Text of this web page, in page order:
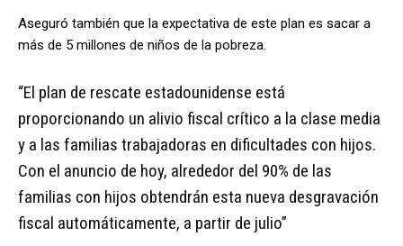
Aseguró también que la expectativa de este plan es sacar a
más de 5 millones de niños de la pobreza.
“El plan de rescate estadounidense está
proporcionando un alivio fiscal crítico a la clase media
y a las familias trabajadoras en dificultades con hijos.
Con el anuncio de hoy, alrededor del 90% de las
familias con hijos obtendrán esta nueva desgravación
fiscal automáticamente, a partir de julio”